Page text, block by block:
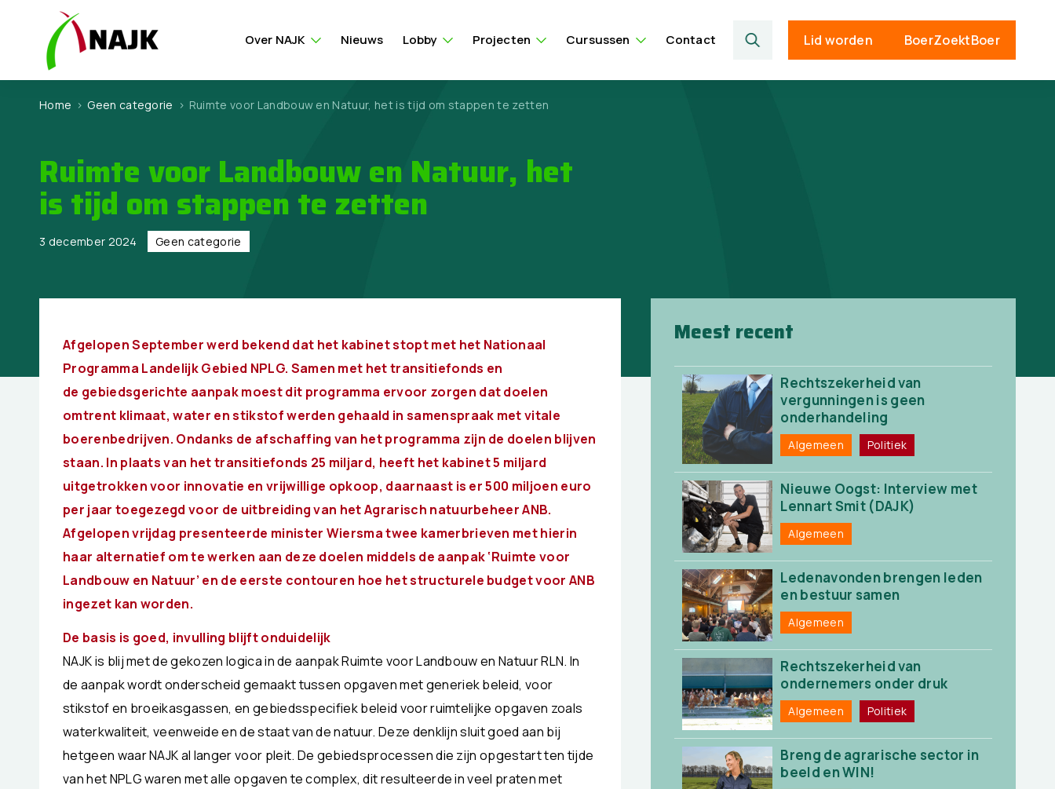
Over NAJK Nieuws Lobby Projecten Cursussen Contact Lid worden BoerZoektBoer
Home > Geen categorie > Ruimte voor Landbouw en Natuur, het is tijd om stappen te zetten
Ruimte voor Landbouw en Natuur, het
is tijd om stappen te zetten
3 december 2024 Geen categorie
Afgelopen September werd bekend dat het kabinet stopt met het Nationaal
Programma Landelijk Gebied NPLG. Samen met het transitiefonds en
de gebiedsgerichte aanpak moest dit programma ervoor zorgen dat doelen
omtrent klimaat, water en stikstof werden gehaald in samenspraak met vitale
boerenbedrijven. Ondanks de afschaffing van het programma zijn de doelen blijven
staan. In plaats van het transitiefonds 25 miljard, heeft het kabinet 5 miljard
uitgetrokken voor innovatie en vrijwillige opkoop, daarnaast is er 500 miljoen euro
per jaar toegezegd voor de uitbreiding van het Agrarisch natuurbeheerANB.
Afgelopen vrijdag presenteerde minister Wiersma twee kamerbrieven met hierin
haar alternatief om te werken aan deze doelen middels de aanpak ‘Ruimte voor
Landbouw en Natuur’ en de eerste contouren hoe het structurele budget voor ANB
ingezet kan worden.
De basis is goed, invulling blijft onduidelijk
NAJK is blij met de gekozen logica in de aanpak Ruimte voor Landbouw en Natuur RLN. In
de aanpak wordt onderscheid gemaakt tussen opgaven met generiek beleid, voor
stikstof en broeikasgassen, en gebiedsspecifiek beleid voor ruimtelijke opgaven zoals
waterkwaliteit, veenweide en de staat van de natuur. Deze denklijn sluit goed aan bij
hetgeen waar NAJK al langer voor pleit. De gebiedsprocessen die zijn opgestart ten tijde
van het NPLG waren met alle opgaven te complex, dit resulteerde in veel praten met
Meest recent
Rechtszekerheid van
vergunningen is geen
onderhandeling
Algemeen Politiek
Nieuwe Oogst: Interview met
Lennart Smit (DAJK)
Algemeen
Ledenavonden brengen leden
en bestuur samen
Algemeen
Rechtszekerheid van
ondernemers onder druk
Algemeen Politiek
Breng de agrarische sector in
beeld en WIN!